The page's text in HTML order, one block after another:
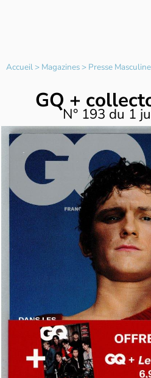
Accueil> Magazines> Presse Masculine
GQ +
N° 193 du 1